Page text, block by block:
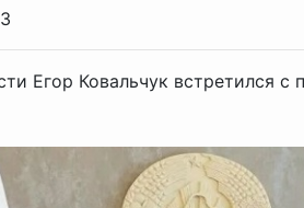
Егор Ковальчук встретился с